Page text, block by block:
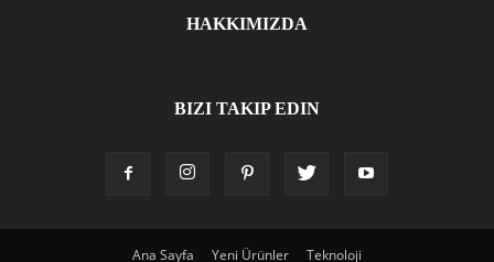
HAKKIMIZDA
BIZI TAKIP EDIN
Ana Sayfa Yeni Ürünler Teknoloji